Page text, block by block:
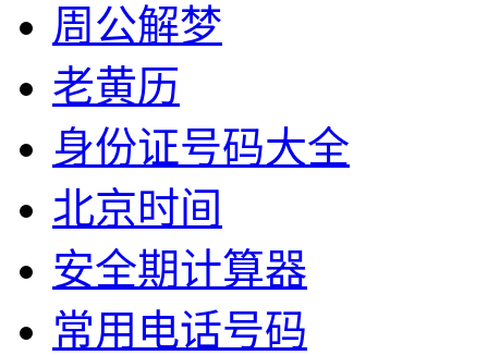
周公解梦
老黄历
身份证号码大全
北京时间
安全期计算器
常用电话号码